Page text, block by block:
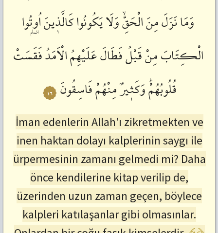
وَمَانَزَلَمِنَالْحَقِّۙوَلَايَكُونُواكَالَّذٖينَاُو۫تُوا
الْكِتَابَمِنْقَبْلُفَطَالَعَلَيْهِمُالْاَمَدُفَقَسَتْ
قُلُوبُهُمْؕوَكَثٖيرٌمِنْهُمْفَاسِقُونَ ١٦
İman edenlerin Allah'ı zikretmekten ve
inen haktan dolayı kalplerinin saygı ile
ürpermesinin zamanı gelmedi mi? Daha
önce kendilerine kitap verilip de,
üzerinden uzun zaman geçen, böylece
kalpleri katılaşanlar gibi olmasınlar.